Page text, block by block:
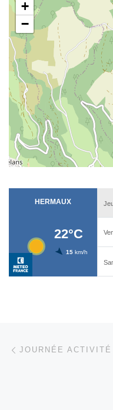
+
−
Parcourir les
JOURNÉE